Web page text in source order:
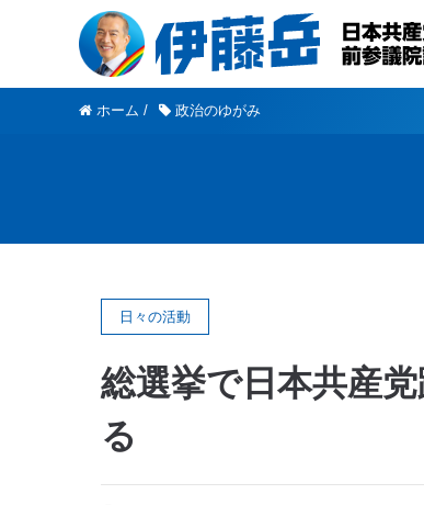
ホーム / 政治のゆがみ
日々の活動
総選挙で日本共産
る